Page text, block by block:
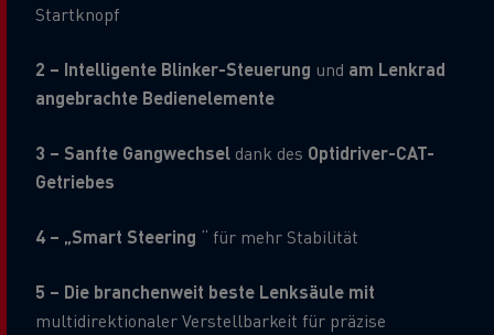
Startknopf
2 – Intelligente Blinker-Steuerung und am Lenkrad
angebrachte Bedienelemente
3 – Sanfte Gangwechsel dank des Optidriver-CAT-
Getriebes
4 – „Smart Steering “ für mehr Stabilität
5 – Die branchenweit beste Lenksäule mit
multidirektionaler Verstellbarkeit für präzise